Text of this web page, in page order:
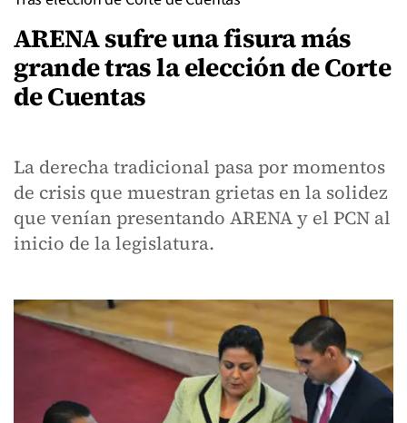
ARENA sufre una fisura más
grande tras la elección de Corte
de Cuentas
La derecha tradicional pasa por momentos
de crisis que muestran grietas en la solidez
que venían presentando ARENA y el PCN al
inicio de la legislatura.